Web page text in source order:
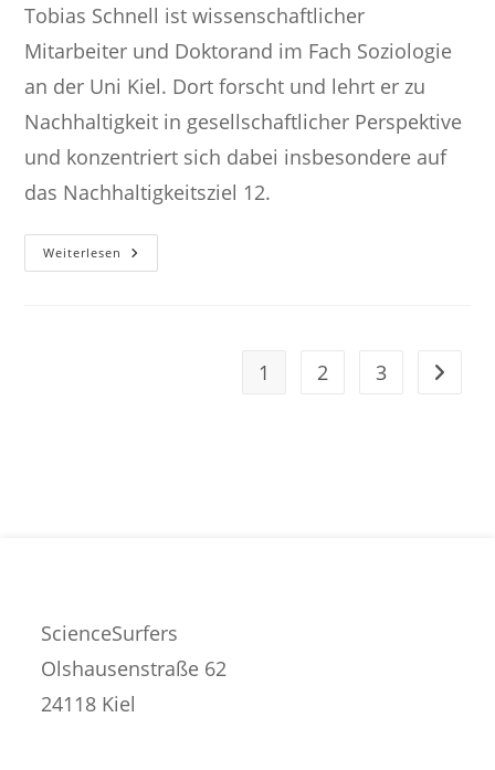
Tobias Schnell ist wissenschaftlicher
Mitarbeiter und Doktorand im Fach Soziologie
an der Uni Kiel. Dort forscht und lehrt er zu
Nachhaltigkeit in gesellschaftlicher Perspektive
und konzentriert sich dabei insbesondere auf
das Nachhaltigkeitsziel 12.
Weiterlesen Nachhaltigkeitsziel
12:
1 2 3 Zur
ScienceSurfers
Olshausenstraße 62
24118 Kiel